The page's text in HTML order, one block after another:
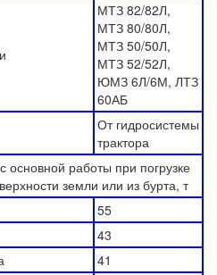
МТЗ 82/82Л,
МТЗ 80/80Л,
МТЗ 50/50Л,
МТЗ 52/52Л,
ЮМЗ 6Л/6М, ЛТЗ
60АБ
От гидросистемы
трактора
основной работы при погрузке
земли или из бурта, т
55
43
41